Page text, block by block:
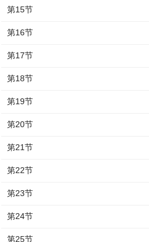
第15节
第16节
第17节
第18节
第19节
第20节
第21节
第22节
第23节
第24节
第25节